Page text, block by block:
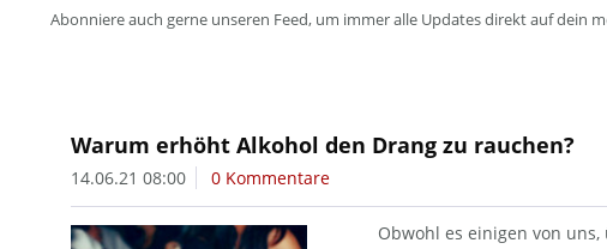
Abonniere auch gerne unseren Feed, um immer alle Updates direkt auf dein
Warum erhöht Alkohol den Drang zu rauchen?
14.06.21 08:00 0 Kommentare
Obwohl es einigen von